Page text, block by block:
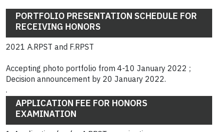
PORTFOLIO PRESENTATION SCHEDULE FOR
RECEIVING HONORS
2021 A.RPST and F.RPST
Accepting photo portfolio from 4-10 January 2022 ;
Decision announcement by 20 January 2022.
.
APPLICATION FEE FOR HONORS
EXAMINATION